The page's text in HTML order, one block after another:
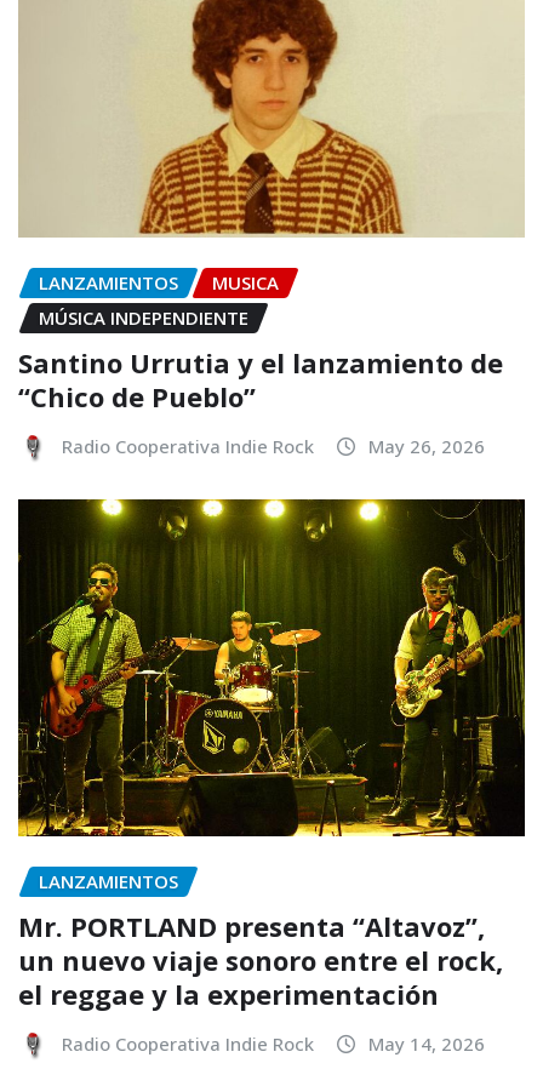
LANZAMIENTOS
MUSICA
MÚSICA INDEPENDIENTE
Santino Urrutia y el lanzamiento de
“Chico de Pueblo”
Radio Cooperativa Indie Rock May 26, 2026
LANZAMIENTOS
Mr. PORTLAND presenta “Altavoz”,
un nuevo viaje sonoro entre el rock,
el reggae y la experimentación
Radio Cooperativa Indie Rock May 14, 2026